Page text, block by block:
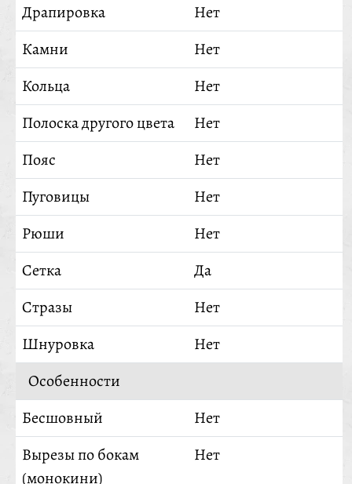
Драпировка
Нет
Камни
Нет
Кольца
Нет
Полоска другого цвета
Нет
Пояс
Нет
Пуговицы
Нет
Рюши
Нет
Сетка
Да
Стразы
Нет
Шнуровка
Нет
Особенности
Бесшовный
Нет
Вырезы по бокам
(монокини)
Нет